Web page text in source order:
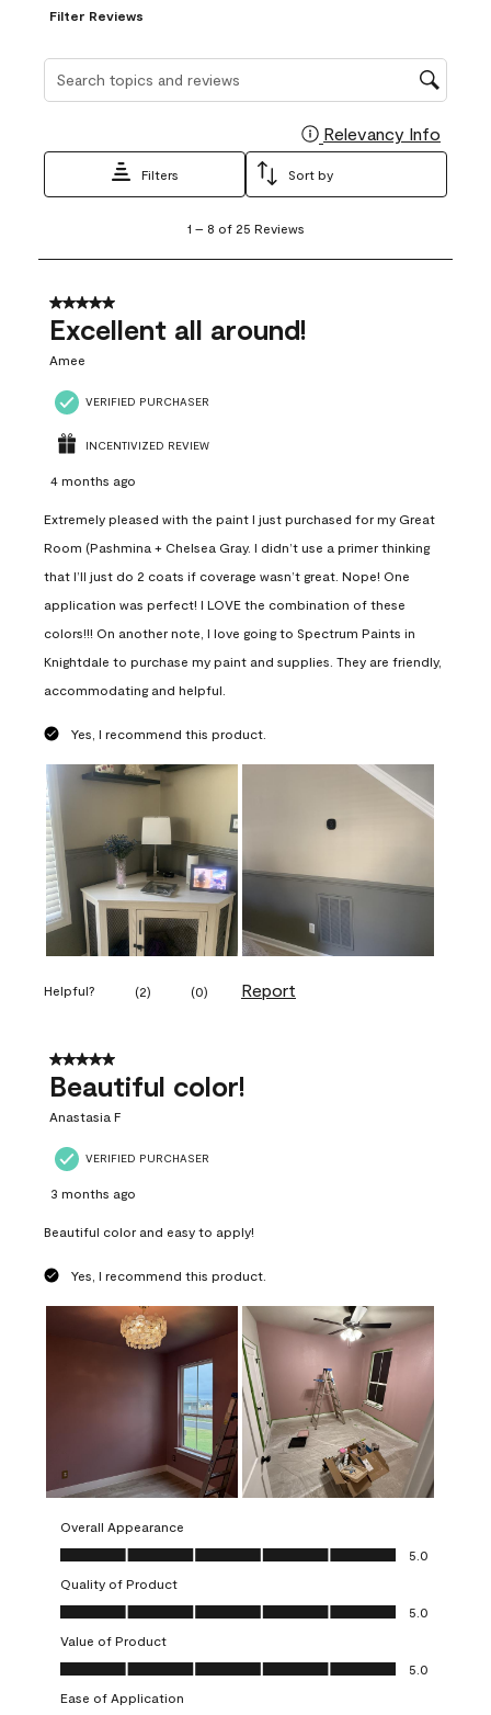
Filter Reviews
Relevancy Info
Filters Sort by
8
25
Reviews
1 – 8 of 25 Reviews
5 out of 5 stars.
Excellent all around!
Amee
VERIFIED PURCHASER
INCENTIVIZED REVIEW
4 months ago
Extremely pleased with the paint I just purchased for my Great
Room (Pashmina + Chelsea Gray. I didn’t use a primer thinking
that I’ll just do 2 coats if coverage wasn’t great. Nope! One
application was perfect! I LOVE the combination of these
colors!!! On another note, I love going to Spectrum Paints in
Knightdale to purchase my paint and supplies. They are friendly,
accommodating and helpful.
Yes, I recommend this product.
Helpful? (2) (0) Report
5 out of 5 stars.
Beautiful color!
Anastasia F
VERIFIED PURCHASER
3 months ago
Beautiful color and easy to apply!
Yes, I recommend this product.
Overall Appearance
Overall Appearance, 5.0 out of 5
5.0
Quality of Product
Quality of Product, 5.0 out of 5
5.0
Value of Product
Value of Product, 5.0 out of 5
5.0
Ease of Application